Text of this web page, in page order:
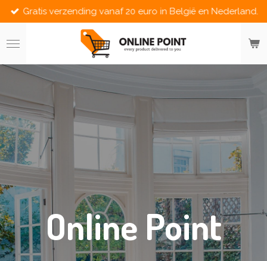
Ga
direct
naar
de
hoofdinhoud
Gratis verzending vanaf 20 euro in België en Nederland.
Online Point